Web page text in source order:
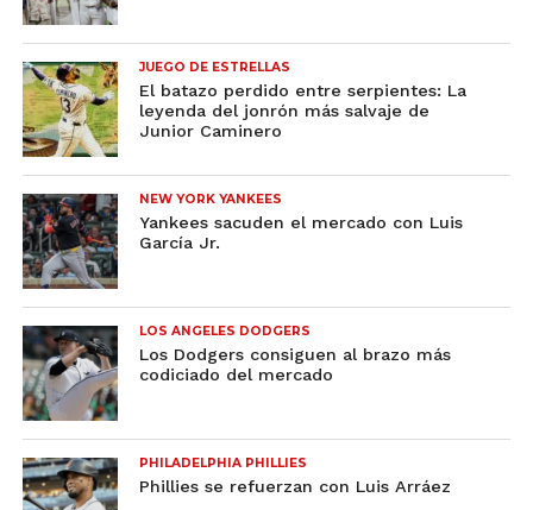
JUEGO DE ESTRELLAS
El batazo perdido entre serpientes: La
leyenda del jonrón más salvaje de
Junior Caminero
NEW YORK YANKEES
Yankees sacuden el mercado con Luis
García Jr.
LOS ANGELES DODGERS
Los Dodgers consiguen al brazo más
codiciado del mercado
PHILADELPHIA PHILLIES
Phillies se refuerzan con Luis Arráez